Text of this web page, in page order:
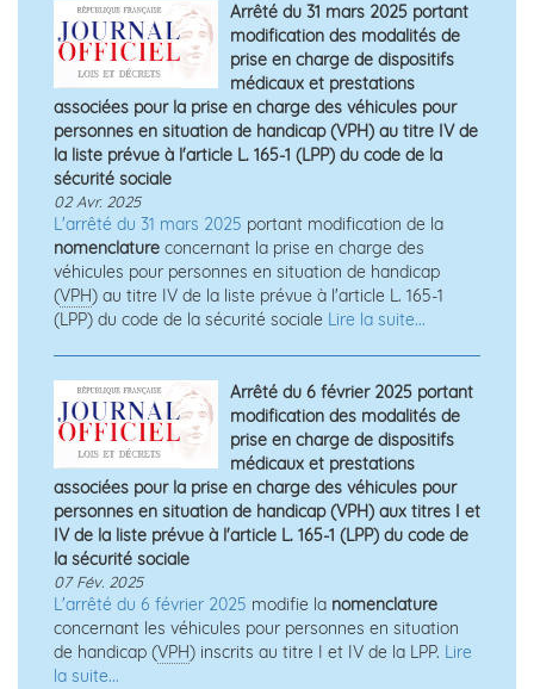
Arrêté du 31 mars 2025 portant
modification des modalités de
prise en charge de dispositifs
médicaux et prestations
associées pour la prise en charge des véhicules pour
personnes en situation de handicap (VPH) au titre IV de
la liste prévue à l'article L. 165-1 (LPP) du code de la
sécurité sociale
02 Avr. 2025
L'arrêté du 31 mars 2025 portant modification de la
nomenclature concernant la prise en charge des
véhicules pour personnes en situation de handicap
(VPH) au titre IV de la liste prévue à l'article L. 165-1
(LPP) du code de la sécurité sociale Lire la suite...
Arrêté du 6 février 2025 portant
modification des modalités de
prise en charge de dispositifs
médicaux et prestations
associées pour la prise en charge des véhicules pour
personnes en situation de handicap (VPH) aux titres I et
IV de la liste prévue à l'article L. 165-1 (LPP) du code de
la sécurité sociale
07 Fév. 2025
L'arrêté du 6 février 2025 modifie la nomenclature
concernant les véhicules pour personnes en situation
de handicap (VPH) inscrits au titre I et IV de la LPP. Lire
la suite...